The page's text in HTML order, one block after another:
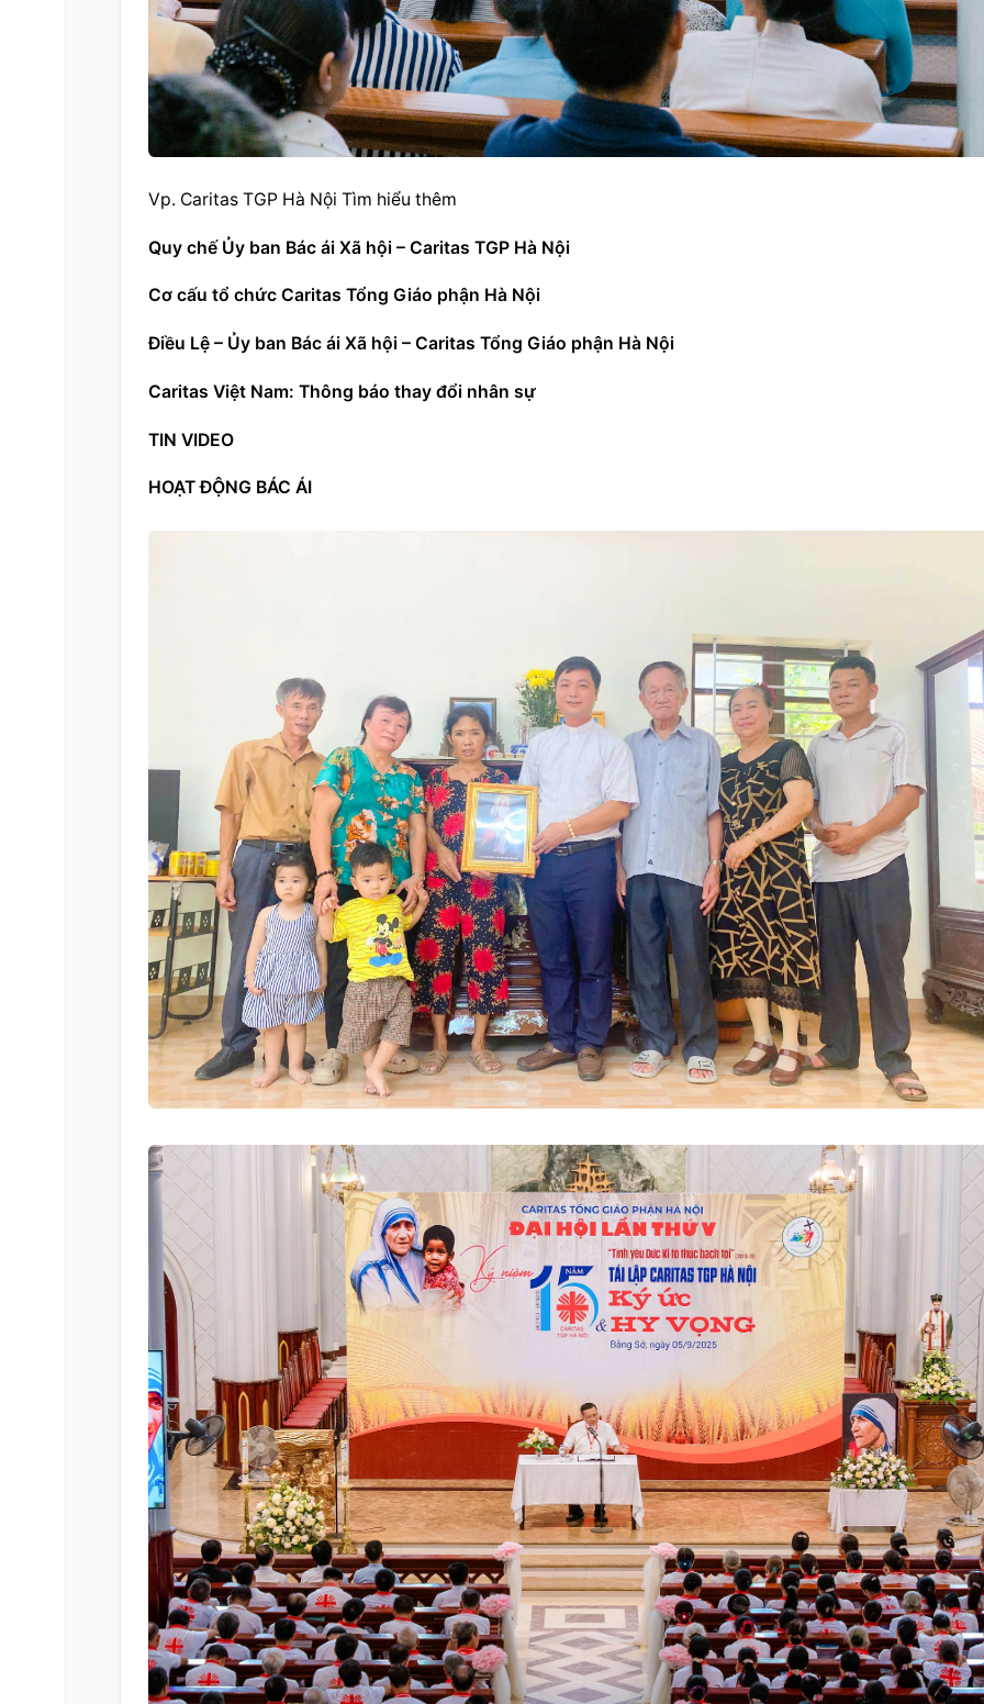
Vp. Caritas TGP Hà Nội Tìm hiểu thêm
Quy chế Ủy ban Bác ái Xã hội – Caritas TGP Hà Nội
Cơ cấu tổ chức Caritas Tổng Giáo phận Hà Nội
Điều Lệ – Ủy ban Bác ái Xã hội – Caritas Tổng Giáo phận Hà Nội
Caritas Việt Nam: Thông báo thay đổi nhân sự
TIN VIDEO
HOẠT ĐỘNG BÁC ÁI